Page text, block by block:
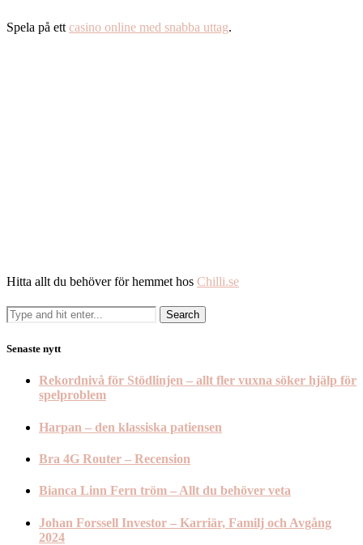
Spela på ettcasino online med snabba uttag.
Hitta allt du behöver för hemmet hos Chilli.se
Senaste nytt
Rekordnivå för Stödlinjen – allt fler vuxna söker hjälp för
spelproblem
Harpan – den klassiska patiensen
Bra 4G Router – Recension
Bianca Linn Fern tröm – Allt du behöver veta
Johan Forssell Investor – Karriär, Familj och Avgång
2024